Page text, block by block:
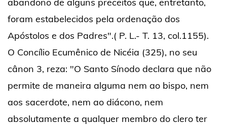
foram estabelecidos pela ordenação dos
Apóstolos e dos Padres".( P. L.- T. 13, col.1155).
O Concílio Ecumênico de Nicéia (325), no seu
cânon 3, reza: "O Santo Sínodo declara que não
permite de maneira alguma nem ao bispo, nem
aos sacerdote, nem ao diácono, nem
absolutamente a qualquer membro do clero ter